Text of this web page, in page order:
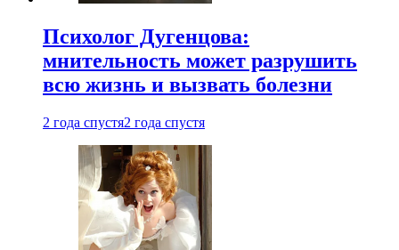
Психолог Дугенцова:
мнительность может разрушить
всю жизнь и вызвать болезни
2 года спустя2 года спустя